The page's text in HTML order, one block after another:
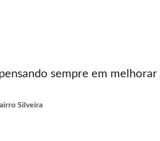
sempre em melhorar
Silveira